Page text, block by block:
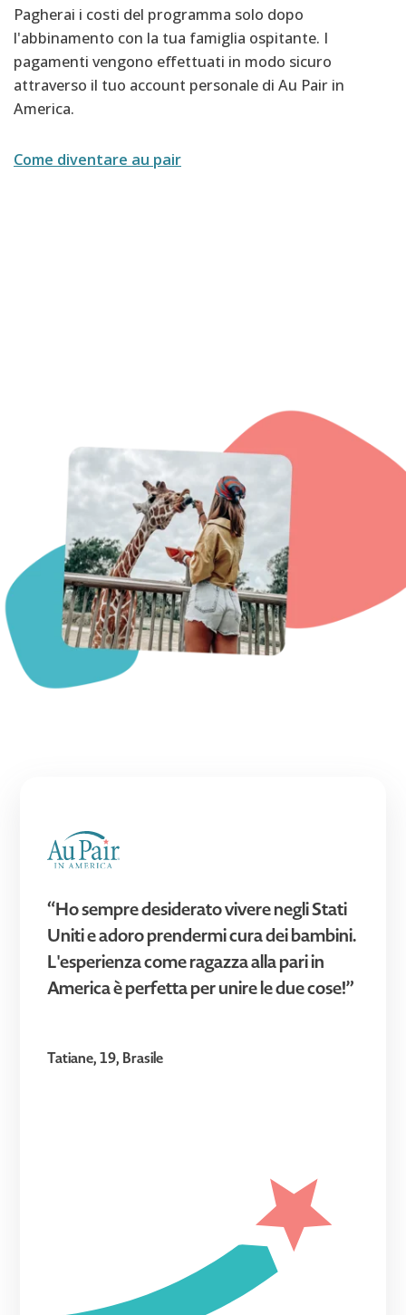
Pagherai i costi del programma solo dopo
l'abbinamento con la tua famiglia ospitante. I
pagamenti vengono effettuati in modo sicuro
attraverso il tuo account personale di Au Pair in
America.
Come diventare au pair
“Ho sempre desiderato vivere negli Stati
Uniti e adoro prendermi cura dei bambini.
L'esperienza come ragazza alla pari in
America è perfetta per unire le due cose!”
Tatiane, 19, Brasile